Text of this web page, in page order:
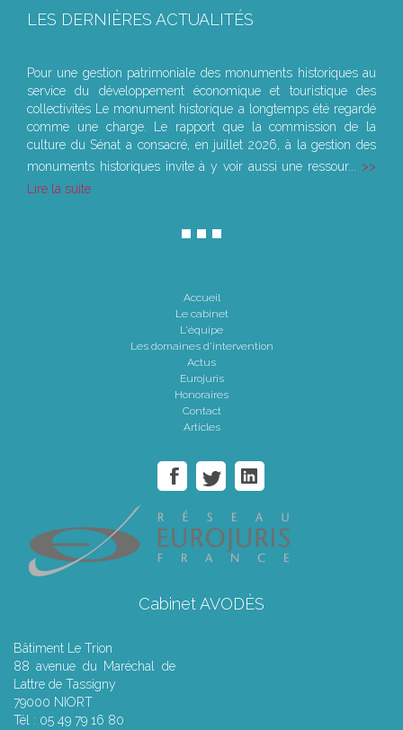
LES DERNIÈRES ACTUALITÉS
Pour une gestion patrimoniale des monuments historiques au
service du développement économique et touristique des
collectivités Le monument historique a longtemps été regardé
comme une charge. Le rapport que la commission de la
culture du Sénat a consacré, en juillet 2026, à la gestion des
monuments historiques invite à y voir aussi une ressour...
Lire la suite
Accueil
Le cabinet
L'équipe
Les domaines d'intervention
Actus
Eurojuris
Honoraires
Contact
Articles
Cabinet AVODÈS
Bâtiment Le Trion
88 avenue du Maréchal de
Lattre de Tassigny
79000 NIORT
Tél : 05 49 79 16 80